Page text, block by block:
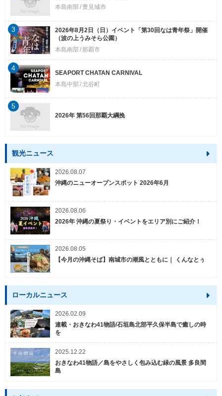
本島南部
豊見城市
2026年8月2日（日）イベント「第30回なは青年祭」開催
（波の上うみそら公園）
本島南部
那覇市
3
SEAPORT CHATAN CARNIVAL
本島中部 北谷町
4
2026年 第56回那覇大綱挽
5
観光ニュース
2026.08.07
沖縄のニューオープンスポット 2026年6月
2026.08.06
2026年 沖縄の夏祭り・イベントをエリア別にご紹介！
2026.08.05
【今月の沖縄そば】南城市の潮風とともに｜ くんなとぅ
ローカルニュース
2026.02.09
連載・おきなわ41物語/石垣島北部平久保半島で癒しの時
を
2025.12.22
おきなわ41物語／島をやさしく包み込む緑の風景 多良間
島